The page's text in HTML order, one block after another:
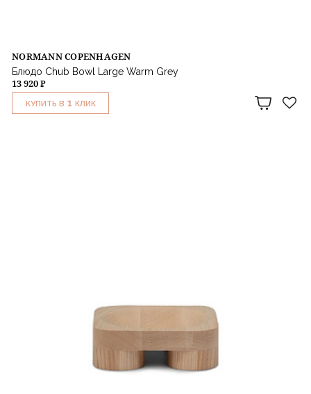
NORMANN COPENHAGEN
Блюдо Chub Bowl Large Warm Grey
13 920 ₽
КУПИТЬ В 1 КЛИК